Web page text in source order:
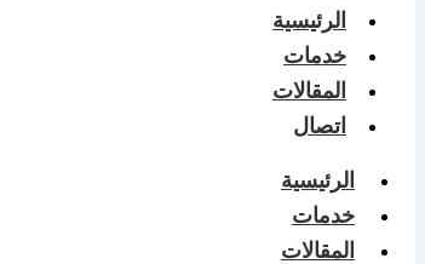
الرئيسية
خدمات
المقالات
اتصال
الرئيسية
خدمات
المقالات